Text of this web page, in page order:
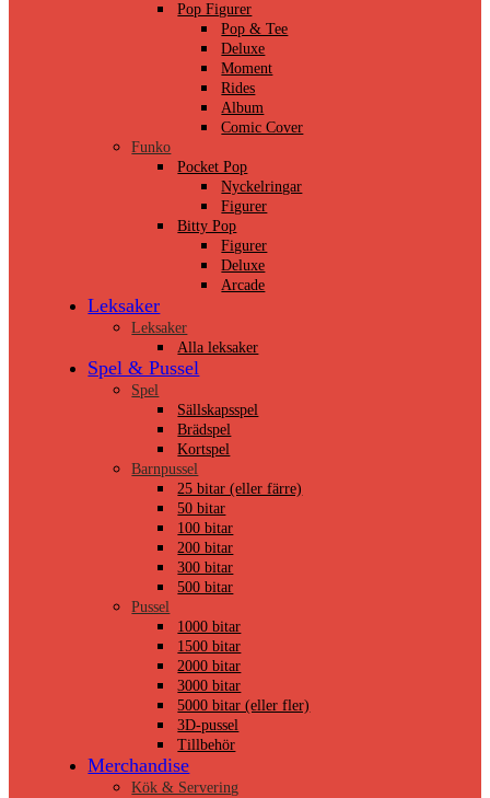
Pop Figurer
Pop & Tee
Deluxe
Moment
Rides
Album
Comic Cover
Funko
Pocket Pop
Nyckelringar
Figurer
Bitty Pop
Figurer
Deluxe
Arcade
Leksaker
Leksaker
Alla leksaker
Spel & Pussel
Spel
Sällskapsspel
Brädspel
Kortspel
Barnpussel
25 bitar (eller färre)
50 bitar
100 bitar
200 bitar
300 bitar
500 bitar
Pussel
1000 bitar
1500 bitar
2000 bitar
3000 bitar
5000 bitar (eller fler)
3D-pussel
Tillbehör
Merchandise
Kök & Servering